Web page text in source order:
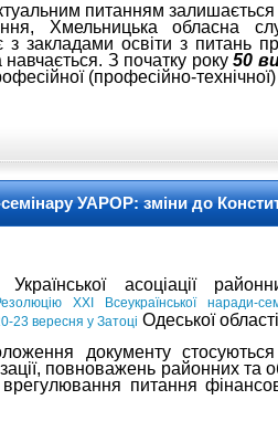
питанням
Хмельницька обласна
з закладами освіти з питань
навчається. З початку року50
(професійно-
УАРОР: зміни до
Української асоціації
XXI Всеукраїнської наради-
23 вересня у Затоці Одеської
документу
повноважень районних
питання